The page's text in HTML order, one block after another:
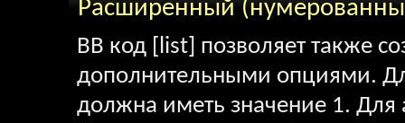
Расширенный
BB код [list] позволяет также
дополнительными опциями.
должна иметь значение 1. Для